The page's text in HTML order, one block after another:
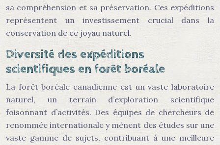
sa compréhension et sa préservation. Ces expéditions
représentent un investissement crucial dans la
conservation de ce joyau naturel.
Diversité des expéditions
scientifiques en forêt boréale
La forêt boréale canadienne est un vaste laboratoire
naturel, un terrain d’exploration scientifique
foisonnant d’activités. Des équipes de chercheurs de
renommée internationale y mènent des études sur une
vaste gamme de sujets, contribuant à une meilleure